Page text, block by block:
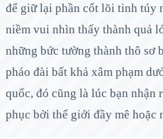
để giữ lại phần cốt lõi tinh túy
niềm vui nhìn thấy thành quả
những bức tường thành thô sơ
pháo đài bất khả xâm phạm
quốc, đó cũng là lúc bạn nhận
phục bởi thế giới đầy mê hoặc